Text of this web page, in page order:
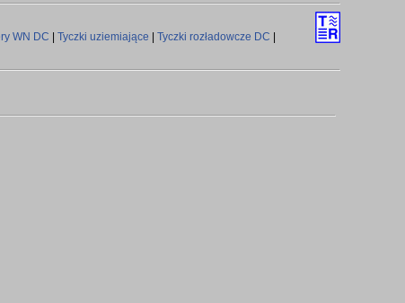
WN DC Tyczki uziemiające Tyczki rozładowcze DC